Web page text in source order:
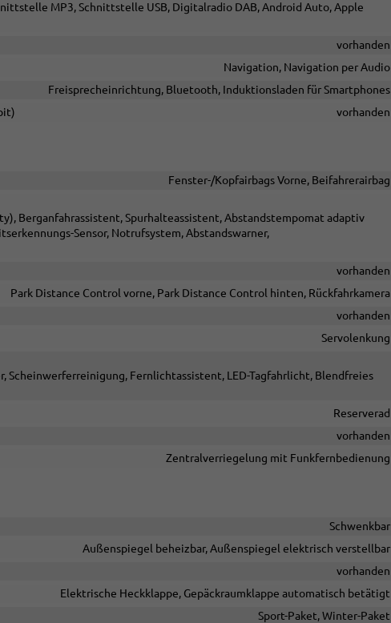
MP3, Schnittstelle USB, Digitalradio DAB, Android Auto, Apple
vorhanden
Navigation, Navigation per Audio
Freisprecheinrichtung, Bluetooth, Induktionsladen für Smartphones
vorhanden
Fenster-/Kopfairbags Vorne, Beifahrerairbag
Berganfahrassistent, Spurhalteassistent, Abstandstempomat adaptiv
Sensor, Notrufsystem, Abstandswarner,
vorhanden
Park Distance Control vorne, Park Distance Control hinten, Rückfahrkamera
vorhanden
Servolenkung
Scheinwerferreinigung, Fernlichtassistent, LED-Tagfahrlicht, Blendfreies
Reserverad
vorhanden
Zentralverriegelung mit Funkfernbedienung
Schwenkbar
Außenspiegel beheizbar, Außenspiegel elektrisch verstellbar
vorhanden
Elektrische Heckklappe, Gepäckraumklappe automatisch betätigt
Sport-Paket, Winter-Paket